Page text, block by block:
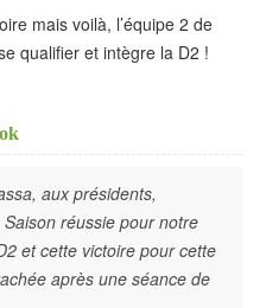
mais voilà, l’équipe 2 de
qualifier et intègre la D2 !
aux présidents,
réussie pour notre
et cette victoire pour cette
après une séance de